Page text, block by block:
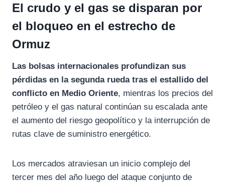
e
b
o
e
g
s
El crudo y el gas se disparan por
el bloqueo en el estrecho de
Ormuz
Las bolsas internacionales profundizan sus
pérdidas en la segunda rueda tras el estallido del
conflicto en Medio Oriente, mientras los precios del
petróleo y el gas natural continúan su escalada ante
el aumento del riesgo geopolítico y la interrupción de
rutas clave de suministro energético.
Los mercados atraviesan un inicio complejo del
tercer mes del año luego del ataque conjunto de